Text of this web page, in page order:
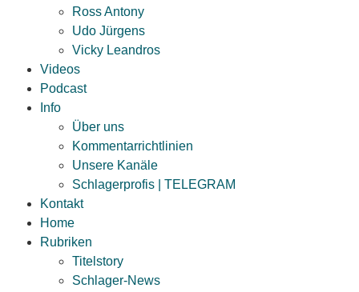
Ross Antony
Udo Jürgens
Vicky Leandros
Videos
Podcast
Info
Über uns
Kommentarrichtlinien
Unsere Kanäle
Schlagerprofis | TELEGRAM
Kontakt
Home
Rubriken
Titelstory
Schlager-News